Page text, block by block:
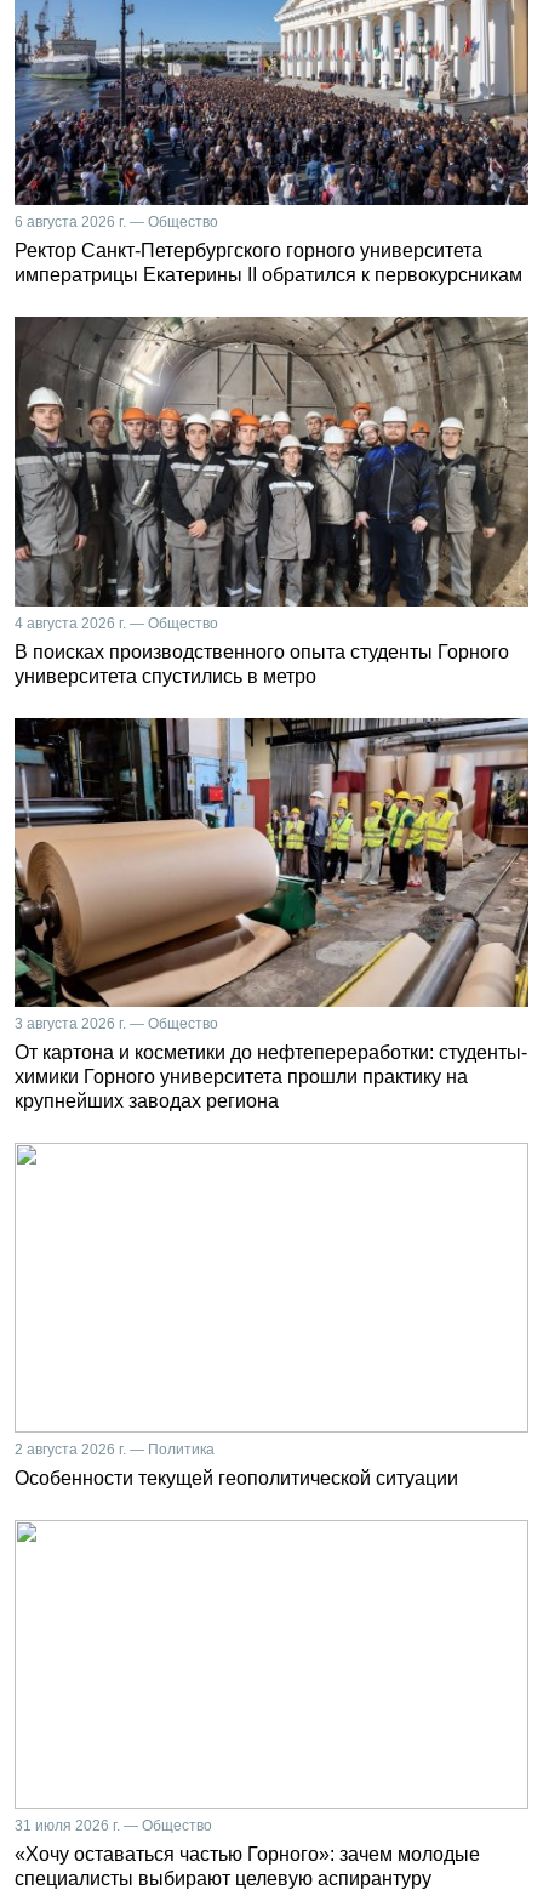
6 августа 2026 г. — Общество
Ректор Санкт-Петербургского горного университета
императрицы Екатерины II обратился к первокурсникам
4 августа 2026 г. — Общество
В поисках производственного опыта студенты Горного
университета спустились в метро
3 августа 2026 г. — Общество
От картона и косметики до нефтепереработки: студенты-
химики Горного университета прошли практику на
крупнейших заводах региона
2 августа 2026 г. — Политика
Особенности текущей геополитической ситуации
31 июля 2026 г. — Общество
«Хочу оставаться частью Горного»: зачем молодые
специалисты выбирают целевую аспирантуру